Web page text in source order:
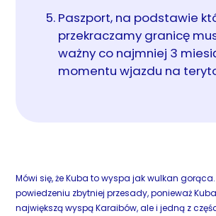
Paszport, na podstawie
przekraczamy granicę
ważny co najmniej 3
momentu wjazdu na
Mówi się, że Kuba to wyspa jak wulkan
powiedzeniu zbytniej przesady, ponieważ
największą wyspą Karaibów, ale i jedną z